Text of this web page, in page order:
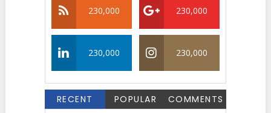
230,000 230,000
230,000 230,000
RECENT POPULAR COMMENTS